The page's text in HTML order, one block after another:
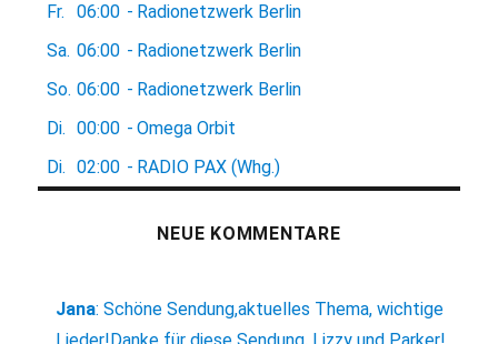
Fr. 06:00 - Radionetzwerk Berlin
Sa. 06:00 - Radionetzwerk Berlin
So. 06:00 - Radionetzwerk Berlin
Di.
00:00 - Omega Orbit
Di.
02:00 - RADIO PAX (Whg.)
NEUE KOMMENTARE
Jana:Schöne Sendung,aktuelles Thema, wichtige